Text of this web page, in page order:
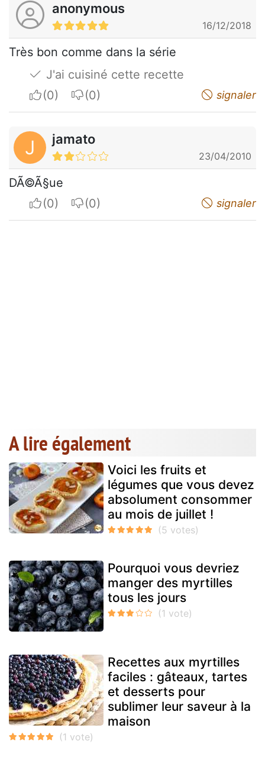
anonymous
16/12/2018
Très bon comme dans la série
J'ai cuisiné cette recette
I apreciateI do not appreciate signaler
J jamato
23/04/2010
DÃ©Ã§ue
I apreciateI do not appreciate signaler
A lire également
Voici les fruits et
légumes que vous devez
absolument consommer
au mois de juillet !
Pourquoi vous devriez
manger des myrtilles
tous les jours
Recettes aux myrtilles
faciles : gâteaux, tartes
et desserts pour
sublimer leur saveur à la
maison